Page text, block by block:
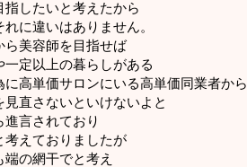
指したいと考えたから
に違いはありません。
ら美容師を目指せば
一定以上の暮らしがある
に高単価サロンにいる高単価同業者から
見直さないといけないよと
進言されており
考えておりましたが
の網干でと考え